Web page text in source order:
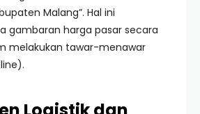
Malang”. Hal ini
gambaran harga pasar secara
melakukan tawar-menawar